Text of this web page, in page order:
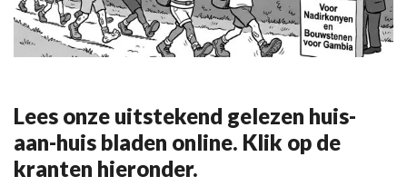
Lees onze uitstekend gelezen huis-
aan-huis bladen online. Klik op de
kranten hieronder.